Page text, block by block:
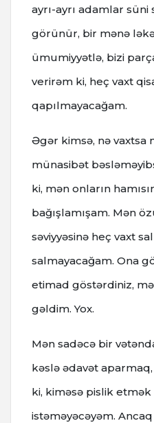
ayrı-ayrı adamlar
görünür, bir mənə
ümumiyyətlə, bizi
verirəm ki, heç vaxt
qapılmayacağam.
Əgər kimsə, nə vaxtsa
münasibət
ki, mən onların
bağışlamışam. Mən
səviyyəsinə heç vaxt
salmayacağam. Ona
etimad göstərdiniz,
gəldim. Yox.
Mən sadəcə bir
kəslə ədavət
ki, kiməsə pislik
istəməyəcəyəm.